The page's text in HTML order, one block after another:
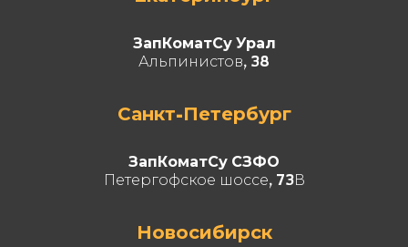
ЗапКоматСу Урал
Альпинистов, 38
Санкт-Петербург
ЗапКоматСу СЗФО
Петергофское шоссе, 73В
Новосибирск